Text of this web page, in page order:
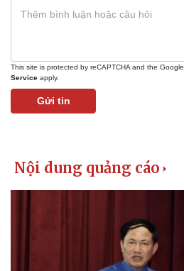
This site is protected by reCAPTCHA and the Google
Service apply.
Gửi tin